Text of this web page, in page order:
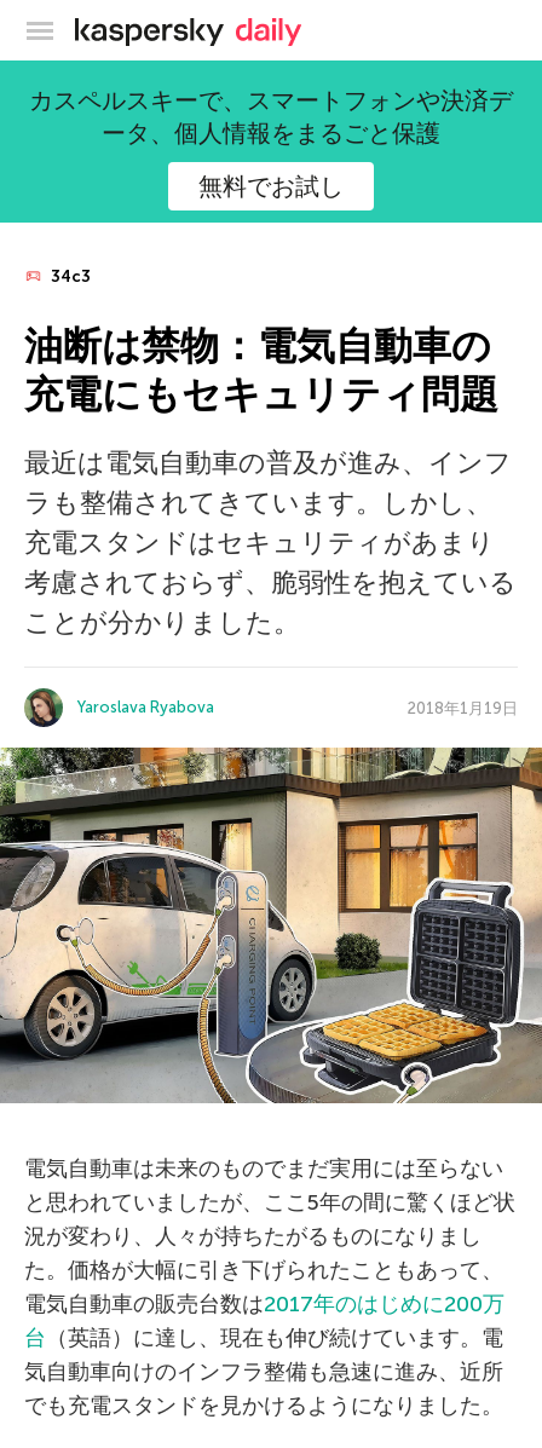
カスペルスキー公式ブログ
カスペルスキーで、スマートフォンや決済デ
ータ、個人情報をまるごと保護
無料でお試し
34c3
油断は禁物：電気自動車の
充電にもセキュリティ問題
最近は電気自動車の普及が進み、インフ
ラも整備されてきています。しかし、
充電スタンドはセキュリティがあまり
考慮されておらず、脆弱性を抱えている
ことが分かりました。
Yaroslava Ryabova 2018年1月19日
電気自動車は未来のものでまだ実用には至らない
と思われていましたが、ここ5年の間に驚くほど状
況が変わり、人々が持ちたがるものになりまし
た。価格が大幅に引き下げられたこともあって、
電気自動車の販売台数は2017年のはじめに200万
台 （英語）に達し、現在も伸び続けています。電
気自動車向けのインフラ整備も急速に進み、近所
でも充電スタンドを見かけるようになりました。